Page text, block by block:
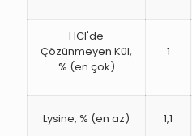
HCl'de
Çözünmeyen Kül,
% (en çok)
1
Lysine, % (en az) 1,1